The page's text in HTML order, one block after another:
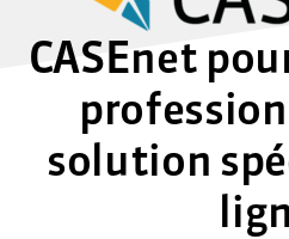
CASEnet
solution